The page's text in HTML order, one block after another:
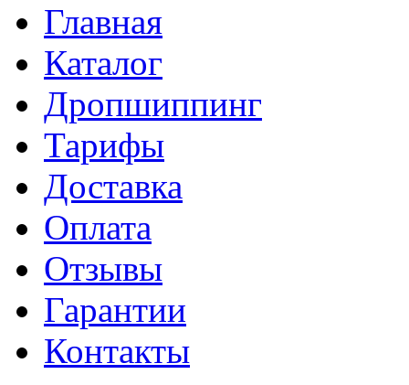
Главная
Каталог
Дропшиппинг
Тарифы
Доставка
Оплата
Отзывы
Гарантии
Контакты